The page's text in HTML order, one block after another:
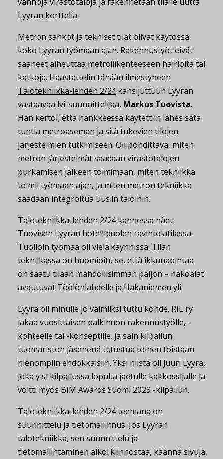
Lyyran korttelia.
Metron sähköt ja tekniset tilat olivat käytössä
koko Lyyran työmaan ajan. Rakennustyöt eivät
saaneet aiheuttaa metroliikenteeseen häiriöitä tai
katkoja. Haastattelin tänään ilmestyneen
Talotekniikka-lehden 2/24kansijuttuun Lyyran
vastaavaa lvi-suunnittelijaa, Markus Tuovista.
Hän kertoi, että hankkeessa käytettiin lähes sata
tuntia metroaseman ja sitä tukevien tilojen
järjestelmien tutkimiseen. Oli pohdittava, miten
metron järjestelmät saadaan virastotalojen
purkamisen jälkeen toimimaan, miten tekniikka
toimii työmaan ajan, ja miten metron tekniikka
saadaan integroitua uusiin taloihin.
Talotekniikka-lehden 2/24 kannessa näet
Tuovisen Lyyran hotellipuolen ravintolatilassa.
Tuolloin työmaa oli vielä käynnissä. Tilan
tekniikassa on huomioitu se, että ikkunapintaa
on saatu tilaan mahdollisimman paljon – näköalat
avautuvat Töölönlahdelle ja Hakaniemen yli.
Lyyra oli minulle jo valmiiksi tuttu kohde. RIL ry
jakaa vuosittaisen palkinnon rakennustyölle, -
kohteelle tai -konseptille, ja sain kilpailun
tuomariston jäsenenä tutustua toinen toistaan
hienompiin ehdokkaisiin. Yksi niistä oli juuri Lyyra,
joka ylsi kilpailussa lopulta jaetulle kakkossijalle ja
voitti myös BIM Awards Suomi 2023 -kilpailun.
Talotekniikka-lehden 2/24 teemana on
suunnittelu ja tietomallinnus. Jos Lyyran
talotekniikka, sen suunnittelu ja
tietomallintaminen alkoi kiinnostaa, käännä sivuja